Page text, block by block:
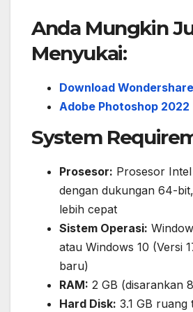
Anda Mungkin
Menyukai:
Download
Adobe Photoshop 2022
System
Prosesor: Prosesor
dengan dukungan 64-
lebih cepat
Sistem Operasi:
atau Windows 10 (Versi
baru)
RAM: 2 GB (disarankan
Hard Disk: 3.1 GB ruang